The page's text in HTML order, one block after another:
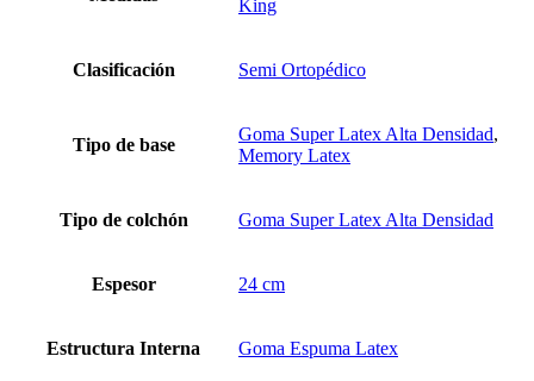
King
Clasificación Semi Ortopédico
Tipo de base
Goma Super Latex Alta Densidad,
Memory Latex
Tipo de colchón Goma Super Latex Alta Densidad
Espesor 24 cm
Estructura Interna Goma Espuma Latex